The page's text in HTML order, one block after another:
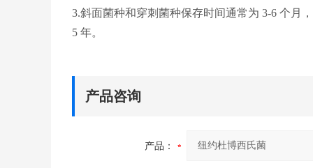
3.斜面菌种和穿刺菌种保存时间通常为 3-6 个月
5 年。
产品咨询
产品：